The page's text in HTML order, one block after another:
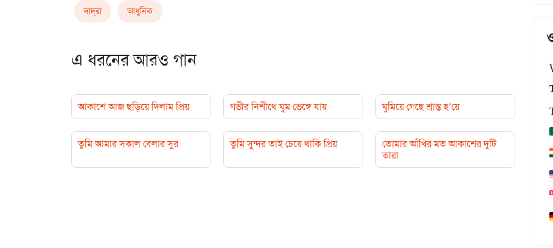
দাদ্‌রা আধুনিক
এ ধরনের আরও গান
আকাশে আজ ছড়িয়ে দিলাম প্রিয় গভীর নিশীথে ঘুম ভেঙ্গে যায় ঘুমিয়ে গেছে শ্রান্ত হ’য়ে
তুমি আমার সকাল বেলার সুর তুমি সুন্দর তাই চেয়ে থাকি প্রিয়
তোমার আঁখির মত আকাশের দুটি
তারা